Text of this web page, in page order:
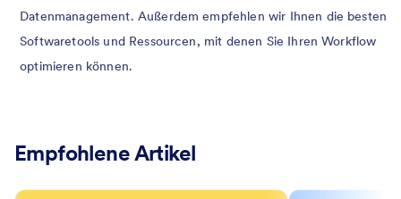
Datenmanagement. Außerdem empfehlen wir Ihnen die besten
Softwaretools und Ressourcen, mit denen Sie Ihren Workflow
optimieren können.
Empfohlene Artikel